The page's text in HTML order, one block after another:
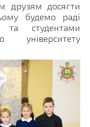
друзям досягти
будемо раді
студентами
університету